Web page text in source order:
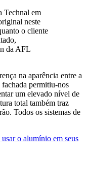
Technal em
neste
o cliente
da AFL
na aparência entre a
permitiu-nos
um elevado nível de
total também traz
Todos os sistemas de
o alumínio em seus